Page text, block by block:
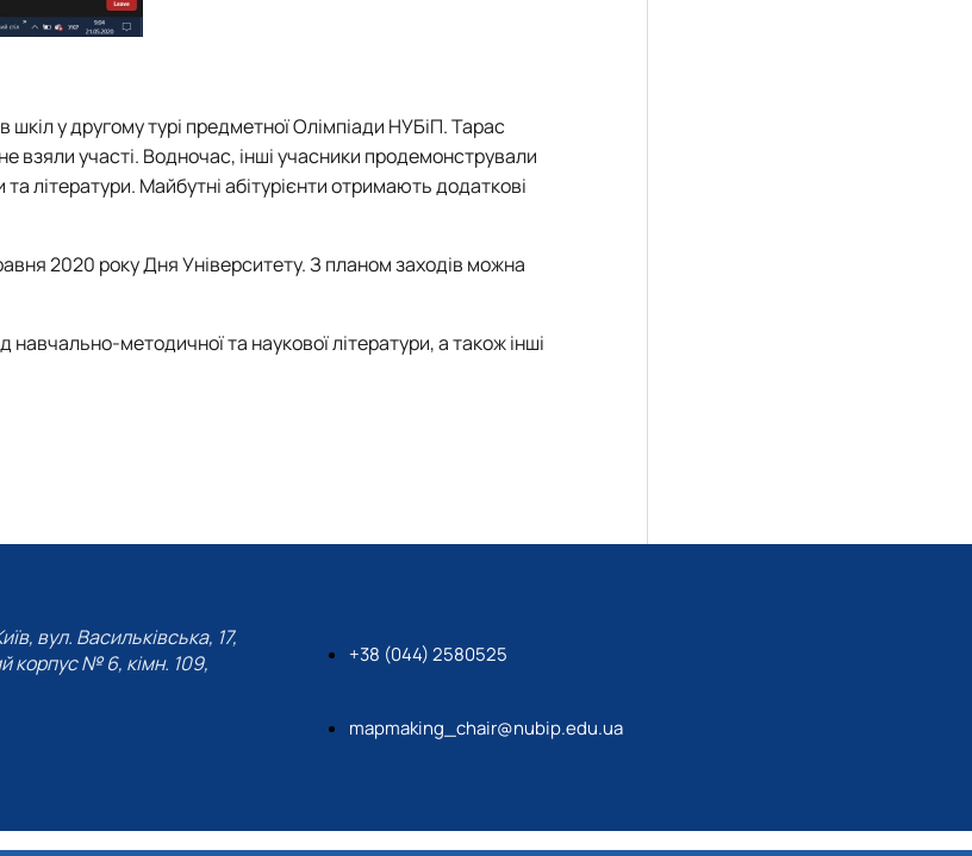
у другому турі предметної Олімпіади НУБіП. Тарас
взяли участі. Водночас, інші учасники продемонстрували
та літератури. Майбутні абітурієнти отримають додаткові
2020 року Дня Університету. З планом заходів можна
методичної та наукової літератури, а також інші
вул. Васильківська, 17,
корпус № 6, кімн. 109,
+38 (044) 2580525
mapmaking_chair@nubip.edu.ua